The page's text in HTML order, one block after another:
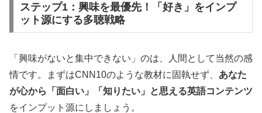
ステップ1：興味を最優先！「好き」をインプ
ット源にする多聴戦略
「興味がないと集中できない」のは、人間として当然の感
情です。まずはCNN10のような教材に固執せず、 あなた
が心から「面白い」「知りたい」と思える英語コンテンツ
をインプット源にしましょう。